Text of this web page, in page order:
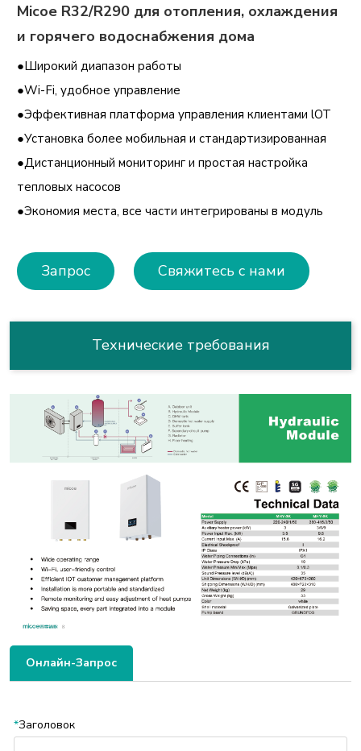
Micoe R32/R290 для отопления, охлаждения
и горячего водоснабжения дома
●Широкий диапазон работы
●Wi-Fi, удобное управление
●Эффективная платформа управления клиентами lOT
●Установка более мобильная и стандартизированная
●Дистанционный мониторинг и простая настройка
тепловых насосов
●Экономия места, все части интегрированы в модуль
Запрос Свяжитесь с нами
Технические требования
Онлайн-Запрос
*Заголовок